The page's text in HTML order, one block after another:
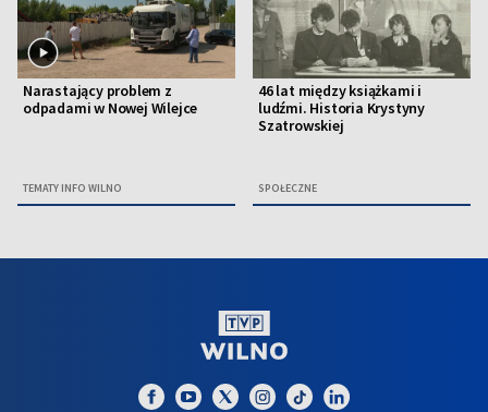
Narastający problem z
odpadami w Nowej Wilejce
TEMATY INFO WILNO
46 lat między książkami i
ludźmi. Historia Krystyny
Szatrowskiej
SPOŁECZNE